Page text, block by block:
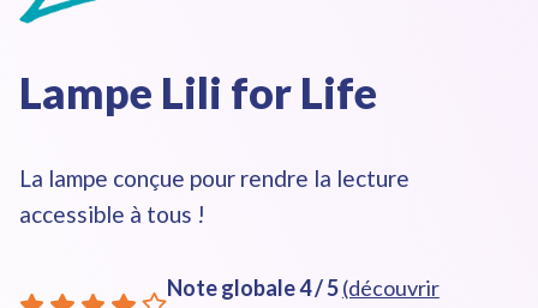
Lampe Lili for Life
La lampe conçue pour rendre la lecture
accessible à tous !
Note globale4/ 5(découvrir